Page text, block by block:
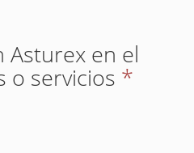
Asturex en el
o servicios *